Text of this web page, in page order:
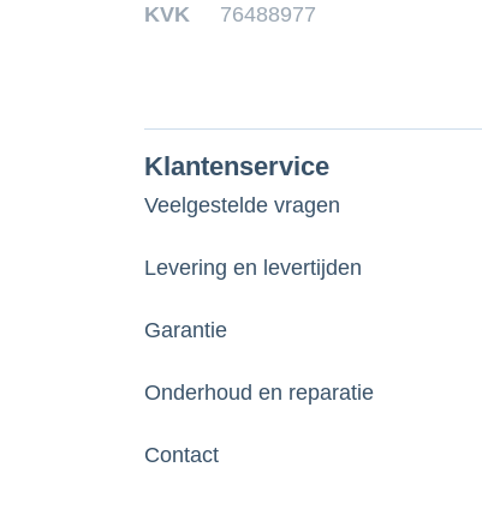
KVK 76488977
Klantenservice
Veelgestelde vragen
Levering en levertijden
Garantie
Onderhoud en reparatie
Contact